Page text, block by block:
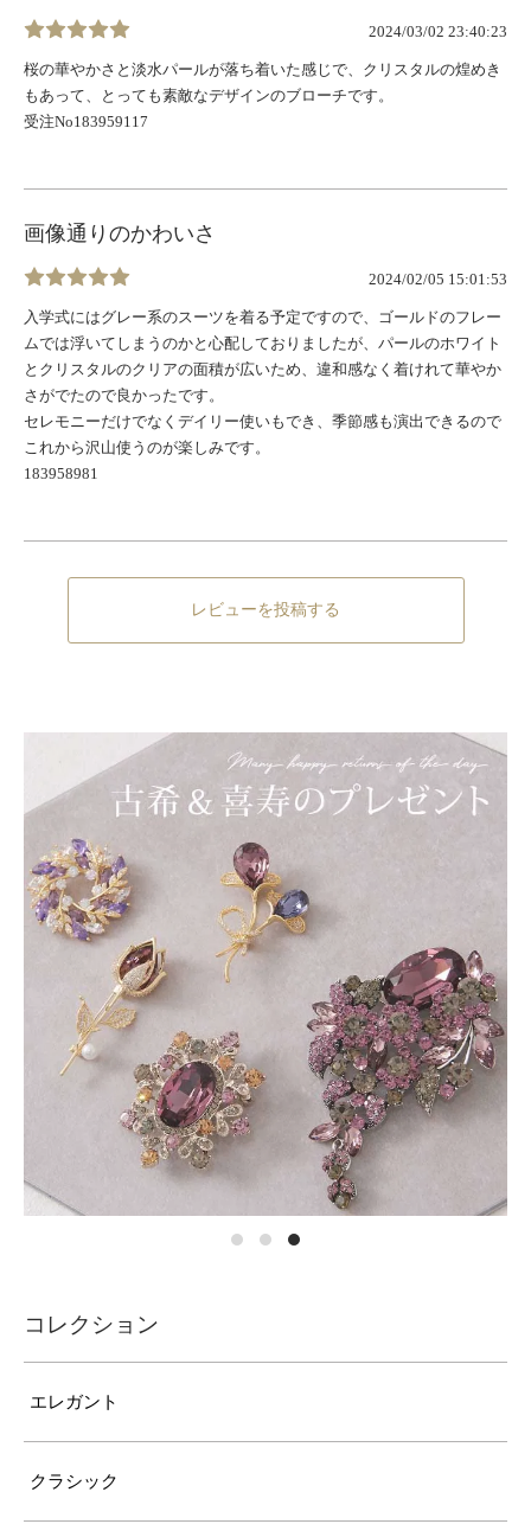
2024/03/02 23:40:23
桜の華やかさと淡水パールが落ち着いた感じで、クリスタルの煌めき
もあって、とっても素敵なデザインのブローチです。
受注No183959117
画像通りのかわいさ
2024/02/05 15:01:53
入学式にはグレー系のスーツを着る予定ですので、ゴールドのフレー
ムでは浮いてしまうのかと心配しておりましたが、パールのホワイト
とクリスタルのクリアの面積が広いため、違和感なく着けれて華やか
さがでたので良かったです。
セレモニーだけでなくデイリー使いもでき、季節感も演出できるので
これから沢山使うのが楽しみです。
183958981
レビューを投稿する
コレクション
エレガント
クラシック